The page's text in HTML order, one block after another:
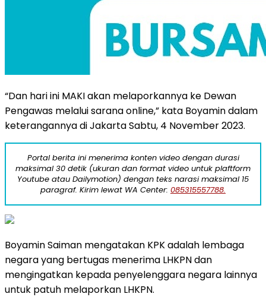
“Dan hari ini MAKI akan melaporkannya ke Dewan
Pengawas melalui sarana online,” kata Boyamin dalam
keterangannya di Jakarta Sabtu, 4 November 2023.
Portal berita ini menerima konten video dengan durasi
maksimal 30 detik (ukuran dan format video untuk plaftform
Youtube atau Dailymotion) dengan teks narasi maksimal 15
paragraf. Kirim lewat WA Center: 085315557788.
Boyamin Saiman mengatakan KPK adalah lembaga
negara yang bertugas menerima LHKPN dan
mengingatkan kepada penyelenggara negara lainnya
untuk patuh melaporkan LHKPN.